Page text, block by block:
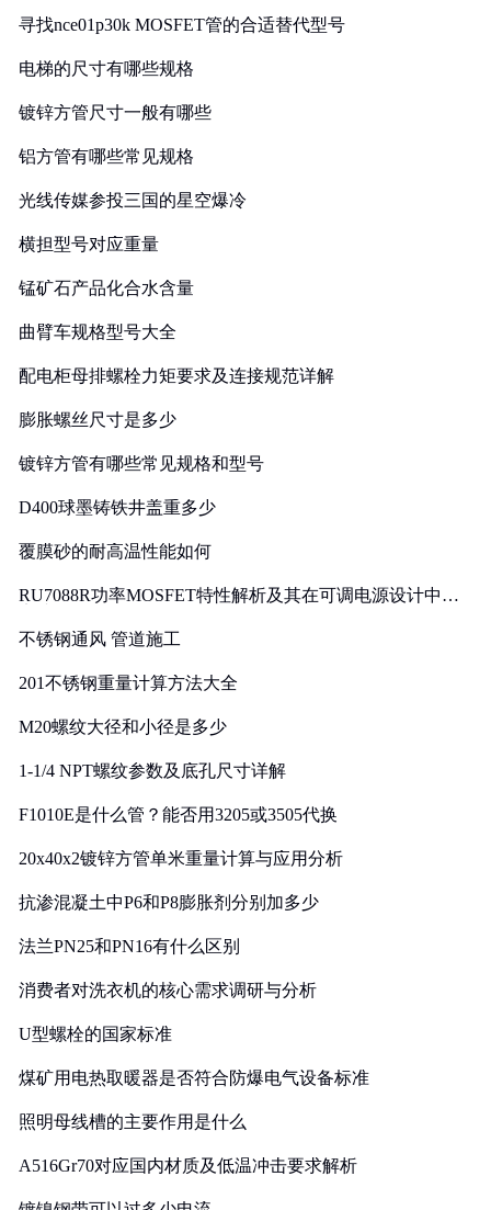
寻找nce01p30k MOSFET管的合适替代型号
电梯的尺寸有哪些规格
镀锌方管尺寸一般有哪些
铝方管有哪些常见规格
光线传媒参投三国的星空爆冷
横担型号对应重量
锰矿石产品化合水含量
曲臂车规格型号大全
配电柜母排螺栓力矩要求及连接规范详解
膨胀螺丝尺寸是多少
镀锌方管有哪些常见规格和型号
D400球墨铸铁井盖重多少
覆膜砂的耐高温性能如何
RU7088R功率MOSFET特性解析及其在可调电源设计中的
不锈钢通风 管道施工
201不锈钢重量计算方法大全
M20螺纹大径和小径是多少
1-1/4 NPT螺纹参数及底孔尺寸详解
F1010E是什么管？能否用3205或3505代换
20x40x2镀锌方管单米重量计算与应用分析
抗渗混凝土中P6和P8膨胀剂分别加多少
法兰PN25和PN16有什么区别
消费者对洗衣机的核心需求调研与分析
U型螺栓的国家标准
煤矿用电热取暖器是否符合防爆电气设备标准
照明母线槽的主要作用是什么
A516Gr70对应国内材质及低温冲击要求解析